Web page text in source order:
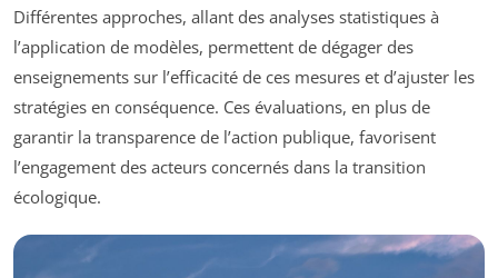
Différentes approches, allant des analyses statistiques à
l’application de modèles, permettent de dégager des
enseignements sur l’efficacité de ces mesures et d’ajuster les
stratégies en conséquence. Ces évaluations, en plus de
garantir la transparence de l’action publique, favorisent
l’engagement des acteurs concernés dans la transition
écologique.